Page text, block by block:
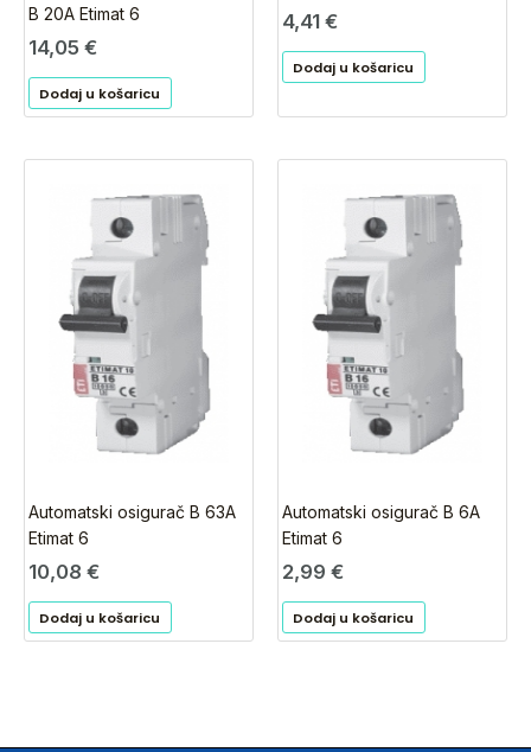
B 20A Etimat 6
14,05 €
Dodaj u košaricu
4,41 €
Dodaj u košaricu
Automatski osigurač B 63A
Etimat 6
10,08 €
Dodaj u košaricu
Automatski osigurač B 6A
Etimat 6
2,99 €
Dodaj u košaricu